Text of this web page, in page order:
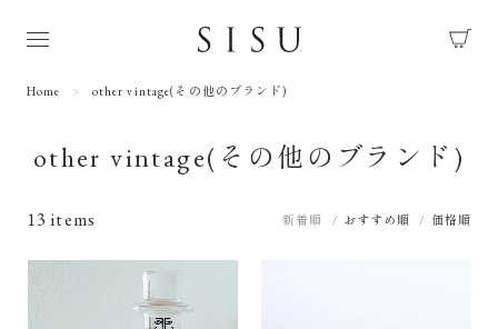
Home other vintage(その他のブランド)
other vintage(その他のブランド)
13 items 新着順 おすすめ順 価格順